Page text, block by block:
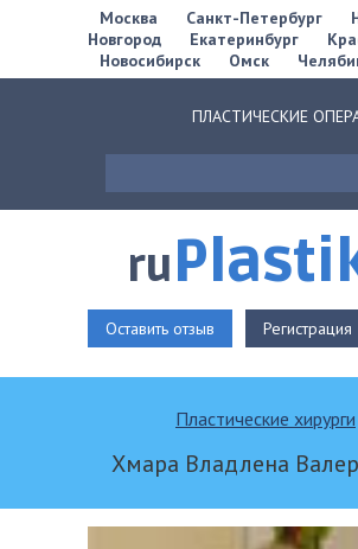
Москва Санкт-Петербург
Новгород
Екатеринбург
Новосибирск
Омск
ПЛАСТИЧЕСКИЕ
ru
Оставить отзыв Регистрация
Пластические хирурги
Хмара Владлена